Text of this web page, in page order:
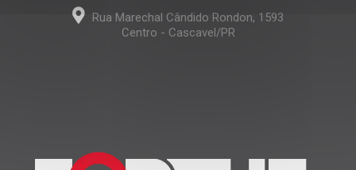
Rua Marechal Cândido Rondon, 1593
Centro - Cascavel/PR